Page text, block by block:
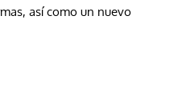
así como un nuevo